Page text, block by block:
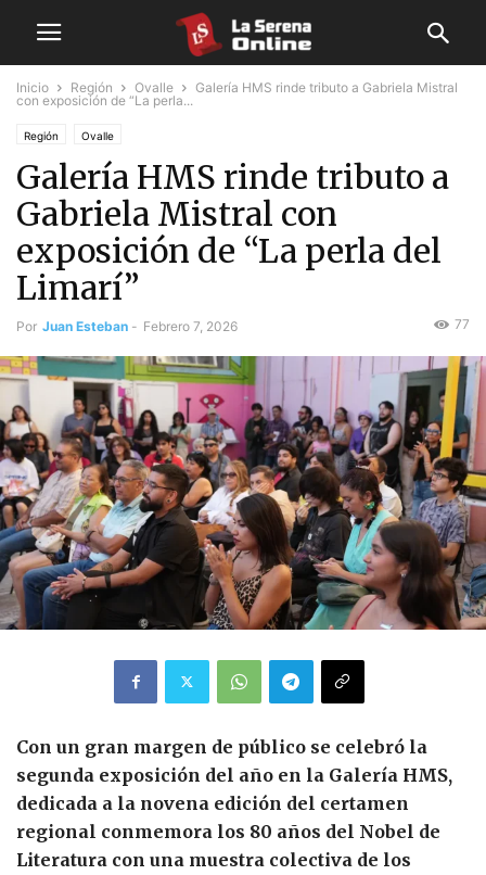
Inicio Región Ovalle
Galería HMS rinde tributo a Gabriela Mistral
con exposición de “La perla...
Región Ovalle
Galería HMS rinde tributo a
Gabriela Mistral con
exposición de “La perla del
Limarí”
Por Juan Esteban - Febrero 7, 2026 77
Con un gran margen de público se celebró la
segunda exposición del año en la Galería HMS,
dedicada a la novena edición del certamen
regional conmemora los 80 años del Nobel de
Literatura con una muestra colectiva de los